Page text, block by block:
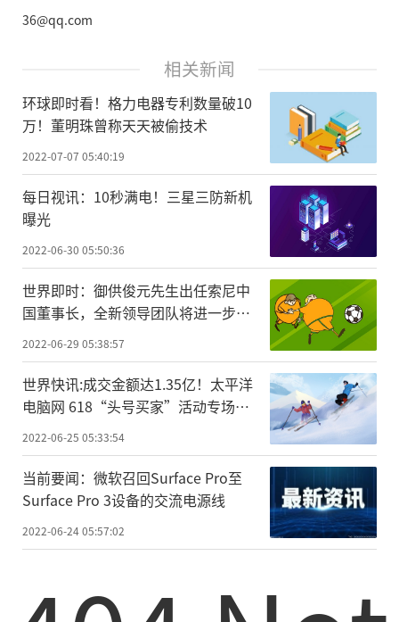
36@qq.com
相关新闻
环球即时看！格力电器专利数量破10
万！董明珠曾称天天被偷技术
2022-07-07 05:40:19
每日视讯：10秒满电！三星三防新机
曝光
2022-06-30 05:50:36
世界即时：御供俊元先生出任索尼中
国董事长，全新领导团队将进一步强
化中国市场战略地位
2022-06-29 05:38:57
世界快讯:成交金额达1.35亿！太平洋
电脑网 618“头号买家”活动专场收
官
2022-06-25 05:33:54
当前要闻：微软召回Surface Pro至
Surface Pro 3设备的交流电源线
2022-06-24 05:57:02